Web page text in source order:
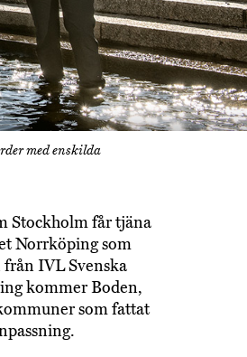
med enskilda
Stockholm får tjäna
Norrköping som
IVL Svenska
kommer Boden,
som fattat